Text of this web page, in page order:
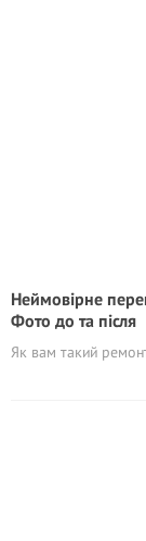
Неймовірне
Фото дo та пicля
Як вам такий